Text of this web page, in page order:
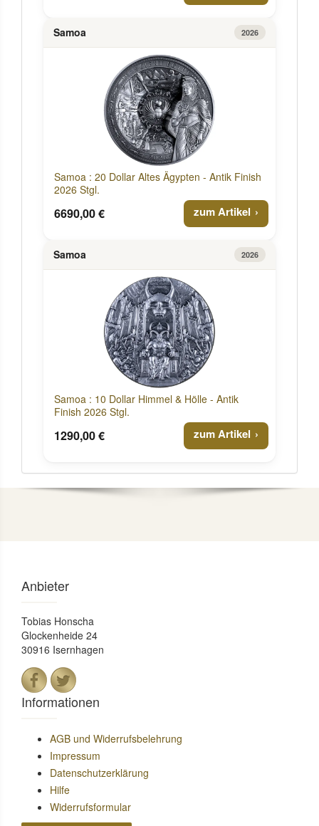
Samoa 2026
Samoa : 20 Dollar Altes Ägypten - Antik Finish
2026 Stgl.
6690,00 € zum Artikel
Samoa 2026
Samoa : 10 Dollar Himmel & Hölle - Antik
Finish 2026 Stgl.
1290,00 € zum Artikel
Anbieter
Tobias Honscha
Glockenheide 24
30916 Isernhagen
Informationen
AGB und Widerrufsbelehrung
Impressum
Datenschutzerklärung
Hilfe
Widerrufsformular